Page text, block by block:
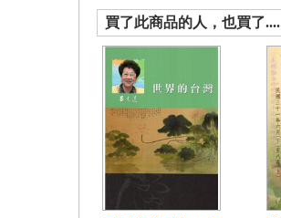
買了此商品的人，也買了....